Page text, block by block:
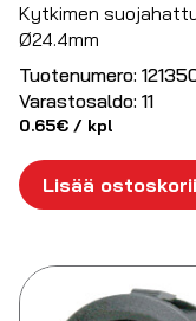
Kytkimen
Ø24.4mm
Tuotenumero:
Varastosaldo: 11
0.65€ / kpl
Lisää